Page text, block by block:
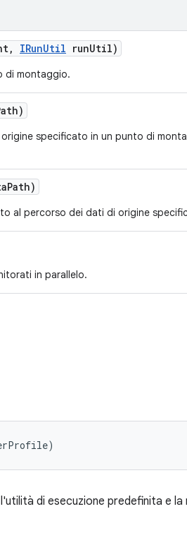
, IRunUtil runUtil)
di montaggio.
specificato in un punto di
Path)
al percorso dei dati di origine
in parallelo.
di esecuzione predefinita e